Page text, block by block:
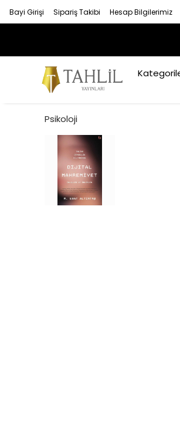
Bayi Girişi Sipariş Takibi Hesap Bilgilerimiz
12 AYA
Psikoloji